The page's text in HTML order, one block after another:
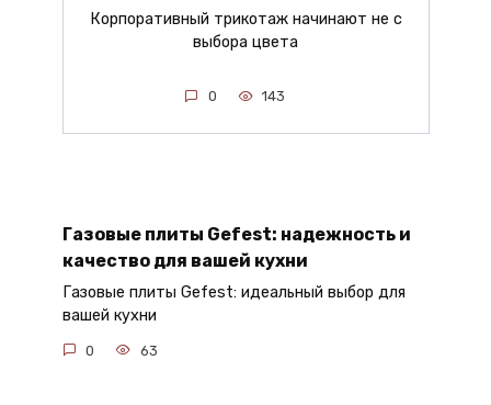
Корпоративный трикотаж начинают не с
выбора цвета
0 143
Газовые плиты Gefest: надежность и
качество для вашей кухни
Газовые плиты Gefest: идеальный выбор для
вашей кухни
0 63